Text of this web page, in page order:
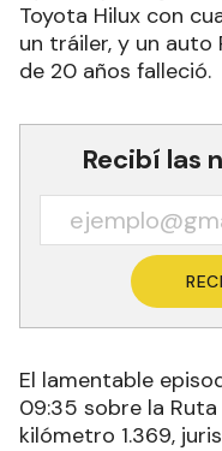
Toyota Hilux con
un tráiler, y un auto
de 20 años falleció.
Recibí las
El lamentable
09:35 sobre la Ruta
kilómetro 1.369,